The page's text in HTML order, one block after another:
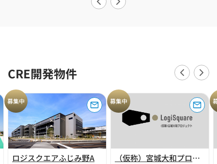
CRE開発物件
募集中
ロジスクエアふじみ野A
募集中
（仮称）宮城大和プロジェクト